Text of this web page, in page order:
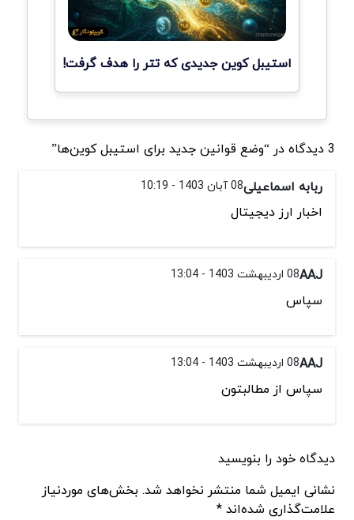
استیبل کوین جدیدی که تتر را هدف گرفت!
3 دیدگاه در “وضع قوانین جدید برای استیبل کوین‌ها”
ربابه اسماعیلی08 آبان 1403 - 10:19
اخبار ارز دیجیتال
AAJ08 اردیبهشت 1403 - 13:04
سپاس
AAJ08 اردیبهشت 1403 - 13:04
سپاس از مطالبتون
دیدگاه خود را بنویسید
نشانی ایمیل شما منتشر نخواهد شد. بخش‌های موردنیاز
علامت‌گذاری شده‌اند *